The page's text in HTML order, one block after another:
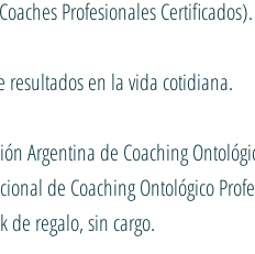
Profesionales Certificados).
en la vida cotidiana.
Argentina de Coaching
de Coaching Ontológico
de regalo, sin cargo.